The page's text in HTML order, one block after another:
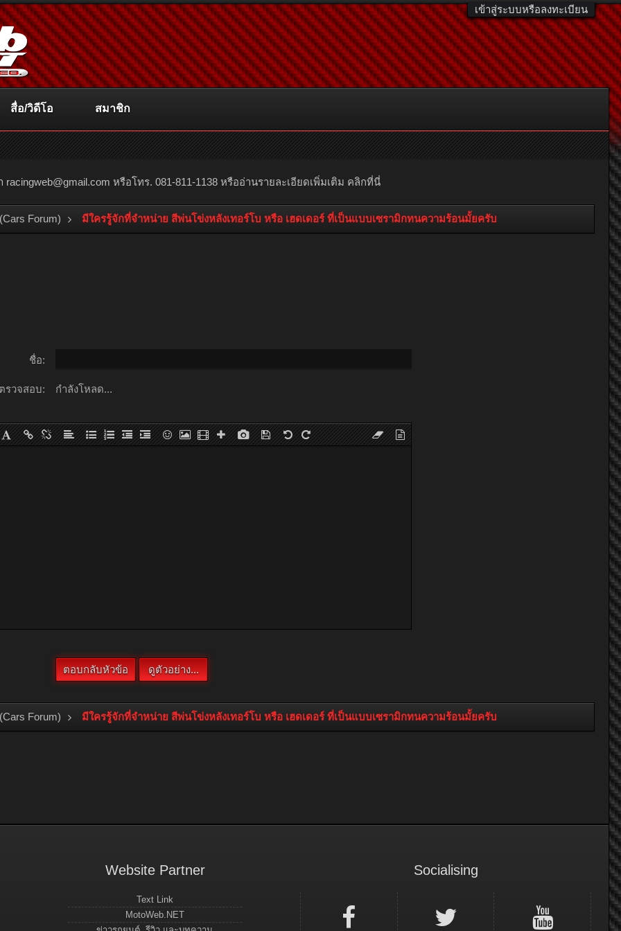
เข้าสู่ระบบหรือลงทะเบียน
racingweb@gmail.com หรือโทร. 081-811-1138 หรืออ่านรายละเอียดเพิ่มเติม คลิกที่นี่
Forum) มีใครรู้จักที่จำหน่าย สีพ่นโข่งหลังเทอร์โบ หรือ เฮดเดอร์ ที่เป็นแบบเซรามิกทนความร้อนมั้ยครับ
ชื่อ:
รวจสอบ: กำลังโหลด...
Forum) มีใครรู้จักที่จำหน่าย สีพ่นโข่งหลังเทอร์โบ หรือ เฮดเดอร์ ที่เป็นแบบเซรามิกทนความร้อนมั้ยครับ
สื่อ/วิดีโอ สมาชิก
Website Partner
Text Link
MotoWeb.NET
Socialising